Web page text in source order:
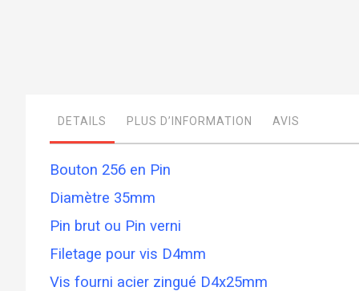
gallery
DETAILS
Bouton 256 en Pin
Diamètre 35mm
Pin brut ou Pin verni
Filetage pour vis D4mm
Vis fourni acier zingué D4x25mm
PLUS D’INFORMATION AVIS